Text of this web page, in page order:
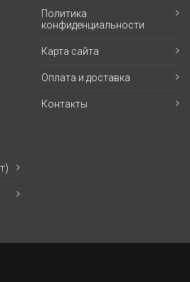
Политика
конфиденциальности
Карта сайта
Оплата и доставка
Контакты